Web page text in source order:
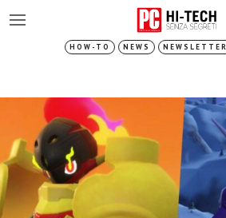
HOW-TO NEWS NEWSLETTER